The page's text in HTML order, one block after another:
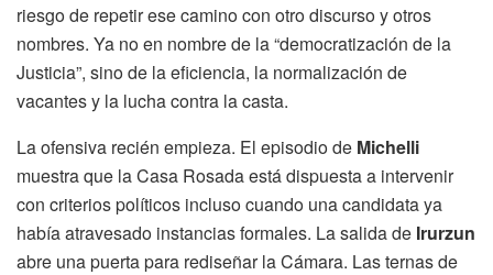
riesgo de repetir ese camino con otro discurso y otros
nombres. Ya no en nombre de la “democratización de la
Justicia”, sino de la eficiencia, la normalización de
vacantes y la lucha contra la casta.
La ofensiva recién empieza. El episodio de Michelli
muestra que la Casa Rosada está dispuesta a intervenir
con criterios políticos incluso cuando una candidata ya
había atravesado instancias formales. La salida de Irurzun
abre una puerta para rediseñar la Cámara. Las ternas de